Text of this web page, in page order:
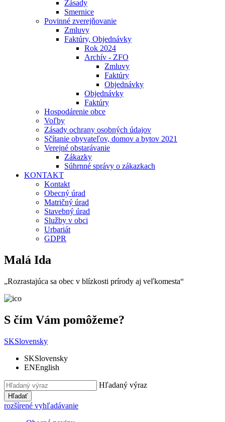
Zásady
Smernice
Povinné zverejňovanie
Zmluvy
Faktúry, Objednávky
Rok 2024
Archív - ZFO
Zmluvy
Faktúry
Objednávky
Objednávky
Faktúry
Hospodárenie obce
Voľby
Zásady ochrany osobných údajov
Sčítanie obyvateľov, domov a bytov 2021
Verejné obstarávanie
Zákazky
Súhrnné správy o zákazkach
KONTAKT
Kontakt
Obecný úrad
Matričný úrad
Stavebný úrad
Služby v obci
Urbariát
GDPR
Malá Ida
„Rozrastajúca sa obec v blízkosti prírody aj veľkomesta“
S čím Vám pomôžeme?
SKSlovensky
SKSlovensky
ENEnglish
Hľadaný výraz
Hľadať
rozšírené vyhľadávanie